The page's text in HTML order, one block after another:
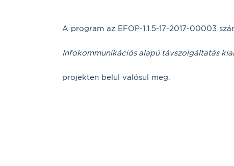
A program az EFOP-1.1.5-17-2017-00003
Infokommunikációs alapú távszolgáltatás
projekten belül valósul meg.